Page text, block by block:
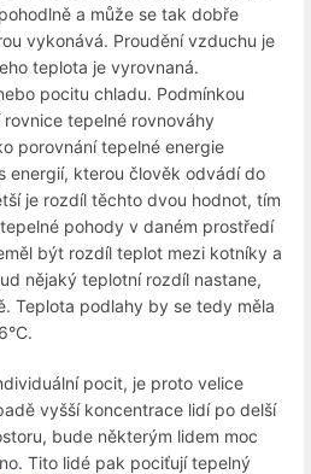
a může se tak dobře
vykonává. Proudění vzduchu je
teplota je vyrovnaná.
pocitu chladu. Podmínkou
tepelné rovnováhy
porovnání tepelné energie
energií, kterou člověk odvádí do
je rozdíl těchto dvou hodnot, tím
pohody v daném prostředí
být rozdíl teplot mezi kotníky a
nějaký teplotní rozdíl nastane,
Teplota podlahy by se tedy měla
pocit, je proto velice
vyšší koncentrace lidí po delší
bude některým lidem moc
Tito lidé pak pociťují tepelný